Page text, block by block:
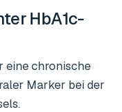
HbA1c-
eine chronische
Marker bei der